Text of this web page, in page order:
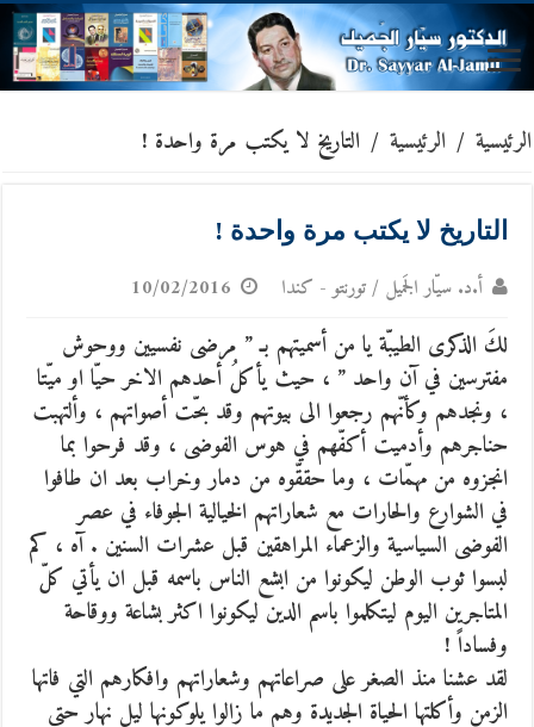
الرئيسية / الرئيسية / التاريخ لا يكتب مرة واحدة !
التاريخ لا يكتب مرة واحدة !
أ.د. سيّار الجَميل / تورنتو - كندا 10/02/2016
لكَ الذكرى الطيبّة يا من أسميتهم بـ ” مرضى نفسيين ووحوش
مفترسين في آن واحد ” ، حيث يأكلُ أحدهم الاخر حيّا او ميّتا
، ونجدهم وكأنّهم رجعوا الى بيوتهم وقد بحّت أصواتهم ، وألتهبت
حناجرهم وأدميت أكفّهم في هوس الفوضى ، وقد فرحوا بما
انجزوه من مهمّات ، وما حققّوه من دمار وخراب بعد ان طافوا
في الشوارع والحارات مع شعاراتهم الخيالية الجوفاء في عصر
الفوضى السياسية والزعماء المراهقين قبل عشرات السنين . آه ، كم
لبسوا ثوب الوطن ليكونوا من ابشع الناس باسمه قبل ان يأتي كلّ
المتاجرين اليوم ليتكلموا باسم الدين ليكونوا اكثر بشاعة ووقاحة
وفساداً !
لقد عشنا منذ الصغر على صراعاتهم وشعاراتهم وافكارهم التي فاتها
الزمن وأكلتها الحياة الجديدة وهم ما زالوا يلوكونها ليل نهار حتى